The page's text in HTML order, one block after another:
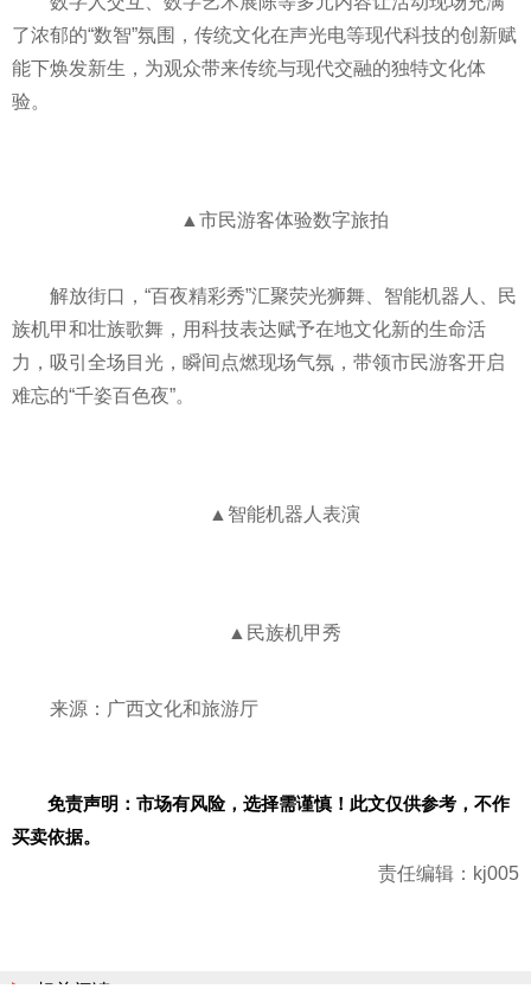
了浓郁的“数智”氛围，传统文化在声光电等现代科技的创新赋
能下焕发新生，为观众带来传统与现代交融的独特文化体
验。
▲市民游客体验数字旅拍
解放街口，“百夜精彩秀”汇聚荧光狮舞、智能机器人、民
族机甲和壮族歌舞，用科技表达赋予在地文化新的生命活
力，吸引全场目光，瞬间点燃现场气氛，带领市民游客开启
难忘的“千姿百色夜”。
▲智能机器人表演
▲民族机甲秀
来源：广西文化和旅游厅
免责声明：市场有风险，选择需谨慎！此文仅供参考，不作
买卖依据。
责任编辑：kj005
相关阅读